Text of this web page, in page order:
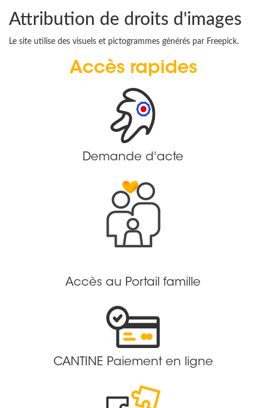
Attribution de droits d'images
Le site utilise des visuels et pictogrammes générés par Freepick.
Accès rapides
Demande d'acte
Accès au Portail famille
CANTINE Paiement en ligne